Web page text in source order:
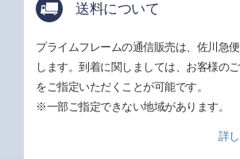
送料について
プライムフレームの通信販売は、佐川急
します。到着に関しましては、お客様の
をご指定いただくことが可能です。
※一部ご指定できない地域があります。
詳